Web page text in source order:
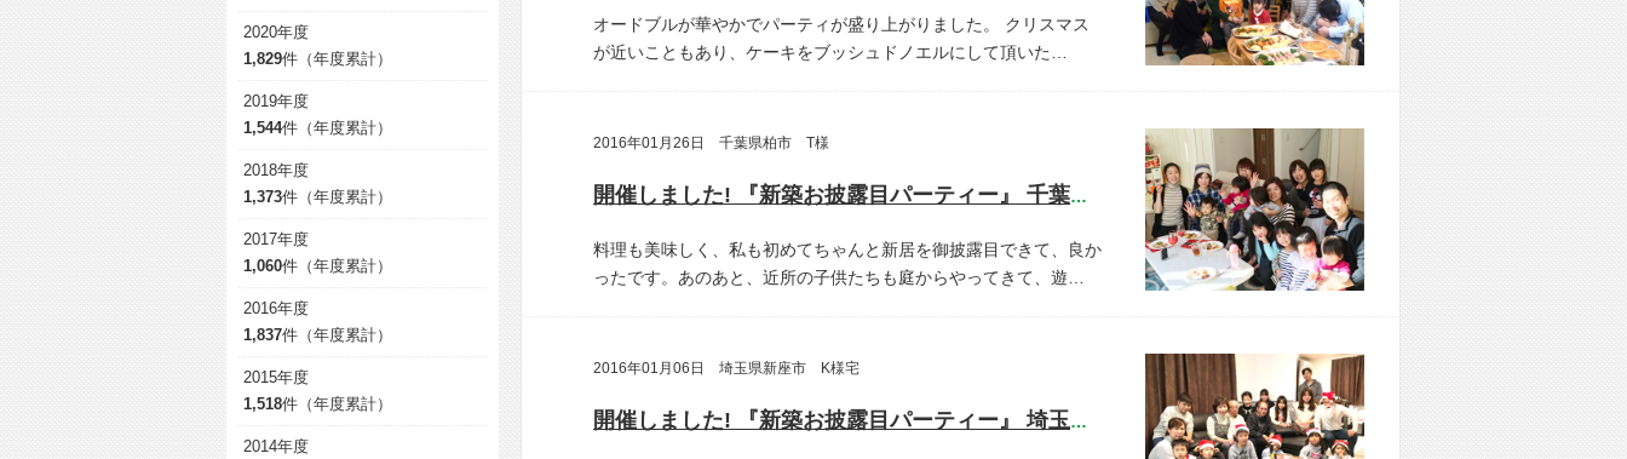
オードブルが華やかでパーティが盛り上がりました。
クリスマス
が近いこともあり、ケーキをブッシュドノエルにして頂いた…
2016年01月26日 千葉県柏市 T様
開催しました! 『新築お披露目パーティー』 千葉県柏市 T様宅
料理も美味しく、私も初めてちゃんと新居を御披露目できて、良か
ったです。あのあと、近所の子供たちも庭からやってきて、遊…
2016年01月06日 埼玉県新座市 K様宅
開催しました! 『新築お披露目パーティー』 埼玉県新座市 K様宅
2020年度
1,829件（年度累計）
2019年度
1,544件（年度累計）
2018年度
1,373件（年度累計）
2017年度
1,060件（年度累計）
2016年度
1,837件（年度累計）
2015年度
1,518件（年度累計）
2014年度